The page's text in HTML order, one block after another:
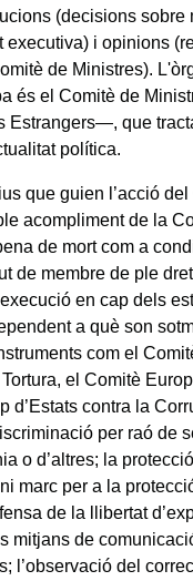
(decisions sobre
executiva) i opinions
de Ministres).
és el Comitè de
Estrangers—, que
política.
que guien l’acció
acompliment de la
de mort com a
de membre de ple
en cap dels
a què son
com el
el Comitè
d’Estats contra la
per raó de
o d’altres; la
marc per a la
de la llibertat
mitjans de
l’observació del